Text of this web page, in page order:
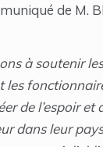
de M.
à soutenir
les
de l’espoir
dans leur